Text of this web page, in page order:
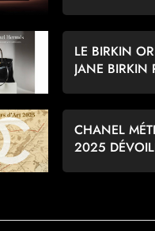
LE BIRKIN
JANE BIRKIN
CHANEL
2025